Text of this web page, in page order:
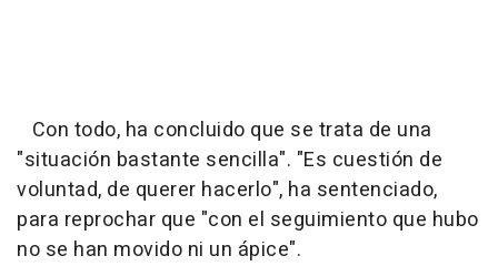
Con todo, ha concluido que se trata de una
"situación bastante sencilla". "Es cuestión de
voluntad, de querer hacerlo", ha sentenciado,
para reprochar que "con el seguimiento que hubo
no se han movido ni un ápice".